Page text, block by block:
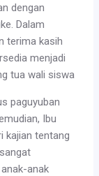
dengan
Dalam
terima kasih
menjadi
tua wali siswa
paguyuban
Ibu
kajian tentang
anak